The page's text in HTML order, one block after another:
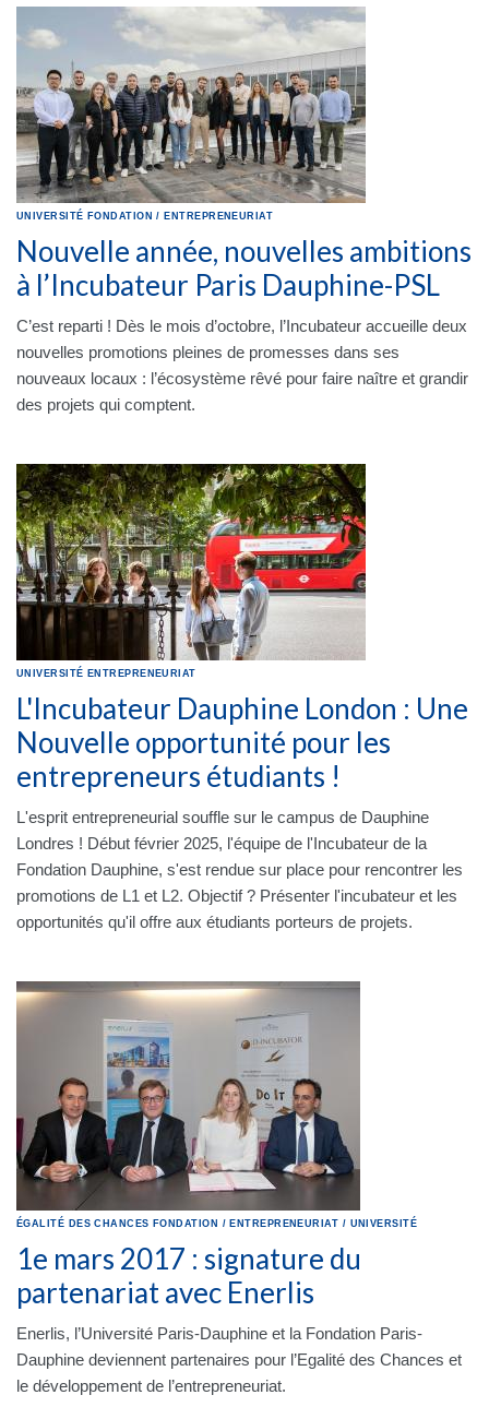
UNIVERSITÉ FONDATION / ENTREPRENEURIAT
Nouvelle année, nouvelles ambitions
à l’Incubateur Paris Dauphine-PSL
C’est reparti ! Dès le mois d’octobre, l’Incubateur accueille deux
nouvelles promotions pleines de promesses dans ses
nouveaux locaux : l’écosystème rêvé pour faire naître et grandir
des projets qui comptent.
UNIVERSITÉ ENTREPRENEURIAT
L'Incubateur Dauphine London : Une
Nouvelle opportunité pour les
entrepreneurs étudiants !
L'esprit entrepreneurial souffle sur le campus de Dauphine
Londres ! Début février 2025, l'équipe de l'Incubateur de la
Fondation Dauphine, s'est rendue sur place pour rencontrer les
promotions de L1 et L2. Objectif ? Présenter l'incubateur et les
opportunités qu'il offre aux étudiants porteurs de projets.
ÉGALITÉ DES CHANCES FONDATION / ENTREPRENEURIAT / UNIVERSITÉ
1e mars 2017 : signature du
partenariat avec Enerlis
Enerlis, l’Université Paris-Dauphine et la Fondation Paris-
Dauphine deviennent partenaires pour l’Egalité des Chances et
le développement de l’entrepreneuriat.